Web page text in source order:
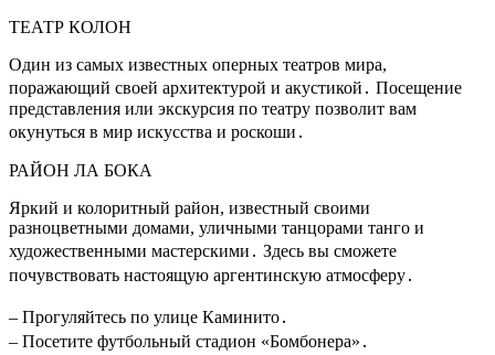
ТЕАТР КОЛОН
Один из самых известных оперных театров мира,
поражающий своей архитектурой и акустикой․ Посещение
представления или экскурсия по театру позволит вам
окунуться в мир искусства и роскоши․
РАЙОН ЛА БОКА
Яркий и колоритный район, известный своими
разноцветными домами, уличными танцорами танго и
художественными мастерскими․ Здесь вы сможете
почувствовать настоящую аргентинскую атмосферу․
– Прогуляйтесь по улице Каминито․
– Посетите футбольный стадион «Бомбонера»․